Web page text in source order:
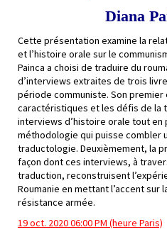
Diana
Cette présentation examine la
et l’histoire orale sur le
Painca a choisi de traduire du
d’interviews extraites de trois
période communiste. Son
caractéristiques et les défis de la
interviews d’histoire orale tout en
méthodologie qui puisse combler
traductologie. Deuxièmement, la
façon dont ces interviews, à
traduction, reconstruisent
Roumanie en mettant l’accent
résistance armée.
19 oct. 2020 06:00 PM (heure Paris)